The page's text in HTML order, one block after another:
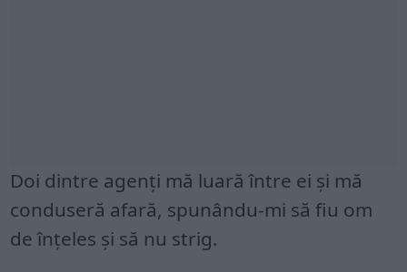
Doi dintre agenți mă luară între ei și mă
conduseră afară, spunându-mi să fiu om
de înțeles și să nu strig.